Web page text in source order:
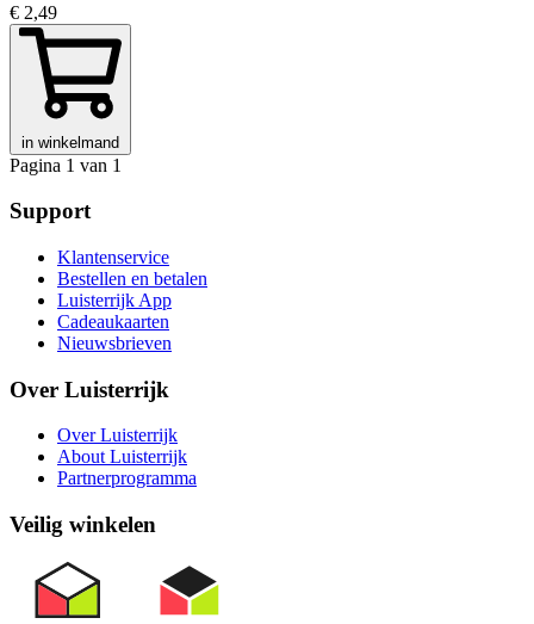
€ 2,49
in winkelmand
Pagina 1 van 1
Support
Klantenservice
Bestellen en betalen
Luisterrijk App
Cadeaukaarten
Nieuwsbrieven
Over Luisterrijk
Over Luisterrijk
About Luisterrijk
Partnerprogramma
Veilig winkelen